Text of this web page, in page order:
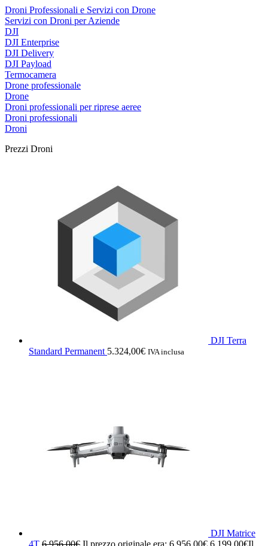
Droni Professionali e Servizi con Drone
Servizi con Droni per Aziende
DJI
DJI Enterprise
DJI Delivery
DJI Payload
Termocamera
Drone professionale
Drone
Droni professionali per riprese aeree
Droni professionali
Droni
Prezzi Droni
DJI Terra
Standard Permanent 5.324,00€ IVA inclusa
DJI Matrice